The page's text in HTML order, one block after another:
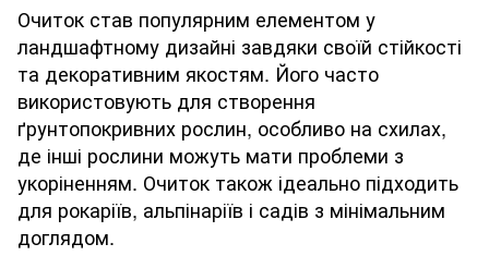
Очиток став популярним елементом у
ландшафтному дизайні завдяки своїй стійкості
та декоративним якостям. Його часто
використовують для створення
ґрунтопокривних рослин, особливо на схилах,
де інші рослини можуть мати проблеми з
укоріненням. Очиток також ідеально підходить
для рокаріїв, альпінаріїв і садів з мінімальним
доглядом.